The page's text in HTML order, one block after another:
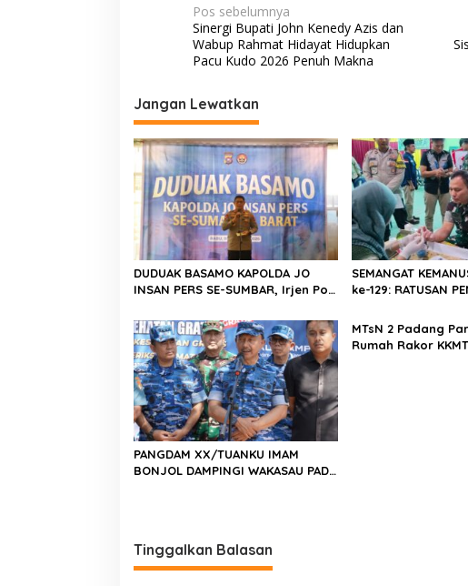
N
a
v
i
g
a
s
i
p
o
s
Pos sebelumnya
Sinergi Bupati John Kenedy Azis dan
Wabup Rahmat Hidayat Hidupkan
Pacu Kudo 2026 Penuh Makna
Jangan Lewatkan
DUDUAK BASAMO KAPOLDA JO
INSAN PERS SE-SUMBAR, Irjen Pol.
Kolaborasi Polri dan Media Demi
Kepentingan Masyarakat
SEMANGAT
ke-129: RATUSAN
PANGDAM XX/TUANKU IMAM
BONJOL DAMPINGI WAKASAU PADA
MTsN 2 Padang
Rumah Rakor
Tinggalkan Balasan